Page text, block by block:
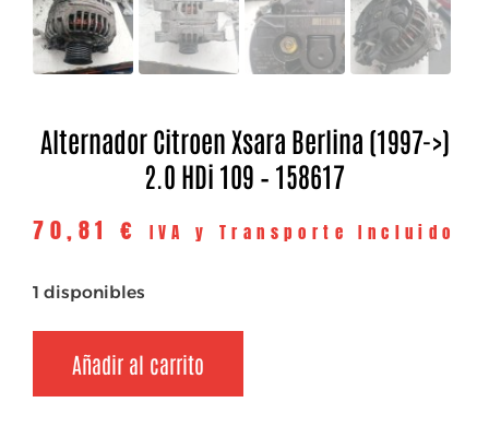
Alternador Citroen Xsara Berlina (1997->)
2.0 HDi 109 – 158617
70,81 € IVA y Transporte Incluido
1 disponibles
Añadir al carrito